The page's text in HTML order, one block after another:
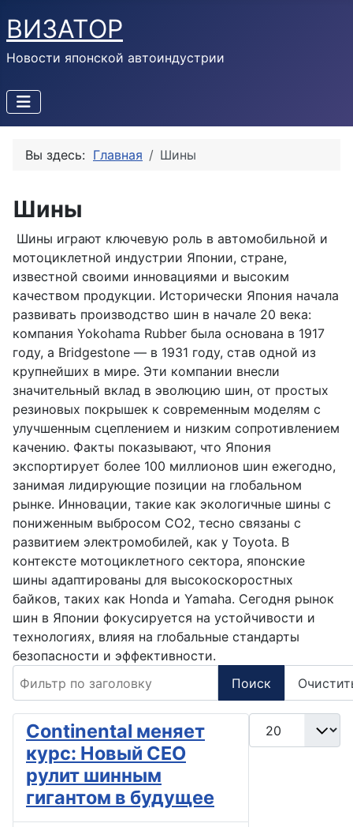
ВИЗАТОР
Новости японской автоиндустрии
Вы здесь: Главная Шины
Шины
Шины играют ключевую роль в автомобильной и
мотоциклетной индустрии Японии, стране,
известной своими инновациями и высоким
качеством продукции. Исторически Япония начала
развивать производство шин в начале 20 века:
компания Yokohama Rubber была основана в 1917
году, а Bridgestone — в 1931 году, став одной из
крупнейших в мире. Эти компании внесли
значительный вклад в эволюцию шин, от простых
резиновых покрышек к современным моделям с
улучшенным сцеплением и низким сопротивлением
качению. Факты показывают, что Япония
экспортирует более 100 миллионов шин ежегодно,
занимая лидирующие позиции на глобальном
рынке. Инновации, такие как экологичные шины с
пониженным выбросом CO2, тесно связаны с
развитием электромобилей, как у Toyota. В
контексте мотоциклетного сектора, японские
шины адаптированы для высокоскоростных
байков, таких как Honda и Yamaha. Сегодня рынок
шин в Японии фокусируется на устойчивости и
технологиях, влияя на глобальные стандарты
безопасности и эффективности.
Поиск
Кол-во строк:
Continental меняет
курс: Новый CEO
рулит шинным
гигантом в будущее